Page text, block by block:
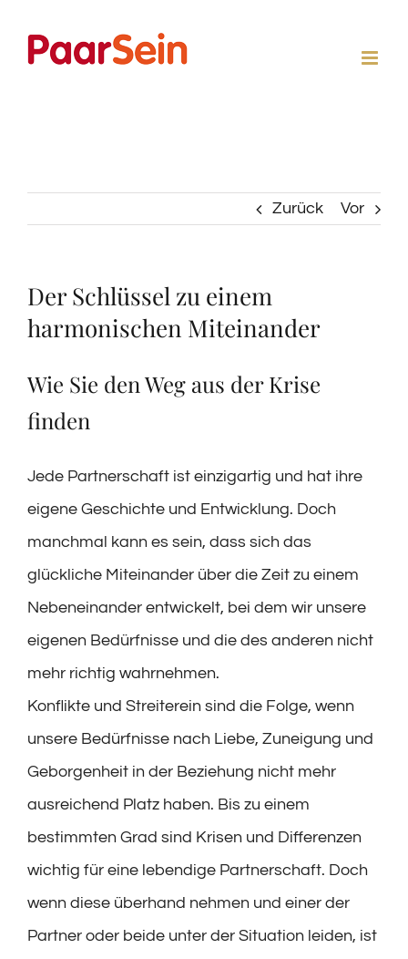
Inhalt
Zurück Vor
Der Schlüssel zu einem
harmonischen Miteinander
Wie Sie den Weg aus der Krise
finden
Jede Partnerschaft ist einzigartig und hat ihre
eigene Geschichte und Entwicklung. Doch
manchmal kann es sein, dass sich das
glückliche Miteinander über die Zeit zu einem
Nebeneinander entwickelt, bei dem wir unsere
eigenen Bedürfnisse und die des anderen nicht
mehr richtig wahrnehmen.
Konflikte und Streiterein sind die Folge, wenn
unsere Bedürfnisse nach Liebe, Zuneigung und
Geborgenheit in der Beziehung nicht mehr
ausreichend Platz haben. Bis zu einem
bestimmten Grad sind Krisen und Differenzen
wichtig für eine lebendige Partnerschaft. Doch
wenn diese überhand nehmen und einer der
Partner oder beide unter der Situation leiden, ist